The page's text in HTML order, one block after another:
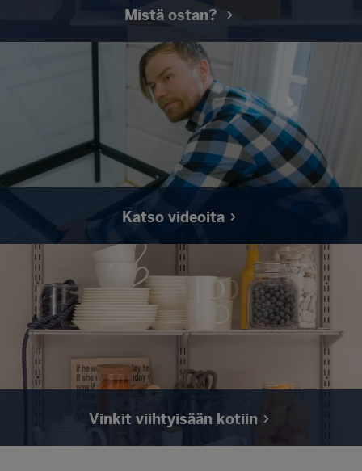
Mistä ostan?
Asiantuntevat jälleenmyyjämme palvelevat sinua.
Katso lähin jälleenmyyjäsi tai siirry ostoksille
jälleenmyyjiemme verkkokauppaan.
Katso videoita
Etsitpä sitten inspiraatiota oman säilytysjärjestelmäsi
suunnitteluun tai kaipaat asennusohjeita, palvelevat
videomme sinua molemmissa tarpeissa. Siirry
katselemaan videoita.
Vinkit viihtyisään kotiin